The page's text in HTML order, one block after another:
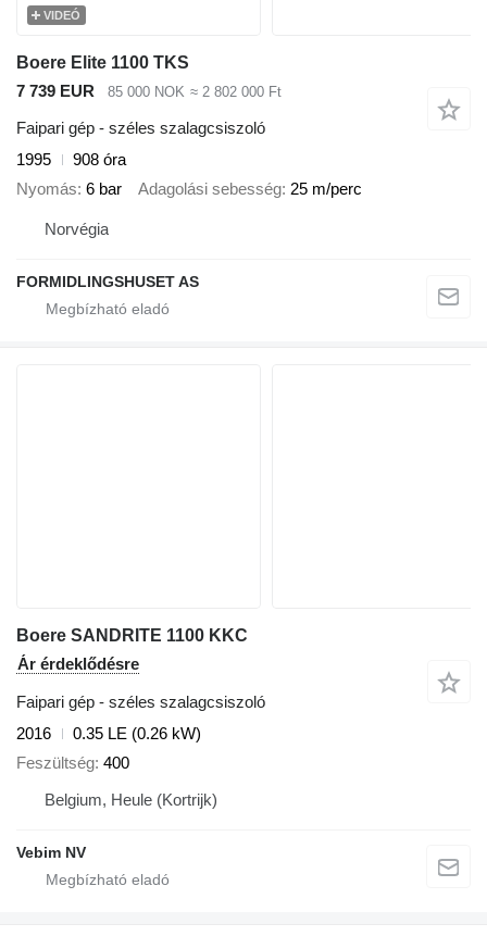
VIDEÓ
Boere Elite 1100 TKS
7 739 EUR
85 000 NOK ≈ 2 802 000 Ft
Faipari gép - széles szalagcsiszoló
1995
908 óra
Nyomás 6 bar Adagolási sebesség 25 m/perc
Norvégia
FORMIDLINGSHUSET AS
Boere SANDRITE 1100 KKC
Ár érdeklődésre
Faipari gép - széles szalagcsiszoló
2016
0.35 LE (0.26 kW)
Feszültség 400
Belgium, Heule (Kortrijk)
Vebim NV